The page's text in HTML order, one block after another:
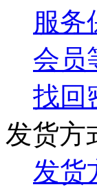
服务
会员
找回
发货方
发货